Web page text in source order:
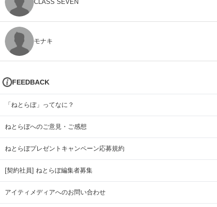
CLASS SEVEN
モナキ
FEEDBACK
「ねとらぼ」ってなに？
ねとらぼへのご意見・ご感想
ねとらぼプレゼントキャンペーン応募規約
[契約社員] ねとらぼ編集者募集
アイティメディアへのお問い合わせ